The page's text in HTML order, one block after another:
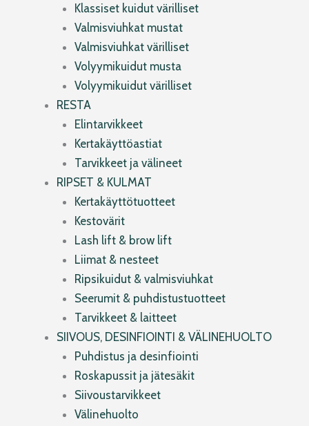
Klassiset kuidut värilliset
Valmisviuhkat mustat
Valmisviuhkat värilliset
Volyymikuidut musta
Volyymikuidut värilliset
RESTA
Elintarvikkeet
Kertakäyttöastiat
Tarvikkeet ja välineet
RIPSET & KULMAT
Kertakäyttötuotteet
Kestovärit
Lash lift & brow lift
Liimat & nesteet
Ripsikuidut & valmisviuhkat
Seerumit & puhdistustuotteet
Tarvikkeet & laitteet
SIIVOUS, DESINFIOINTI & VÄLINEHUOLTO
Puhdistus ja desinfiointi
Roskapussit ja jätesäkit
Siivoustarvikkeet
Välinehuolto